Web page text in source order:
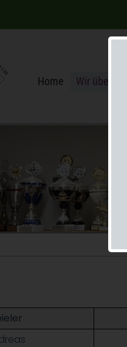
Home Wir über uns